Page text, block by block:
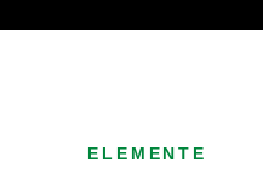
ELEMENTE